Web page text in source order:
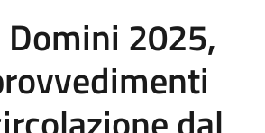
Domini 2025,